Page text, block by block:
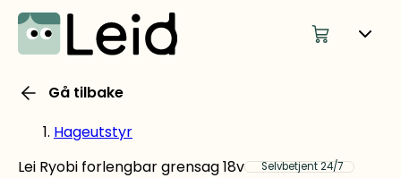
Gå tilbake
Hageutstyr
Lei Ryobi forlengbar grensag 18v
Selvbetjent 24/7